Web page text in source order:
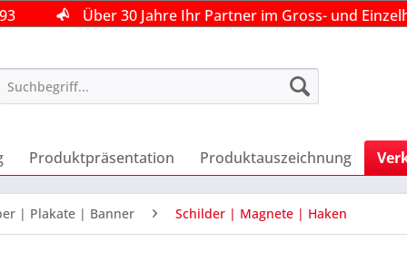
Über 30 Jahre Ihr Partner im Gross- und
Über 30 Jahre Ihr Partner im Gross- und
Produktpräsentation Produktauszeichnung
| Plakate | Banner Schilder | Magnete | Haken
Über 30 Jahre Ihr Partner im Gross- und